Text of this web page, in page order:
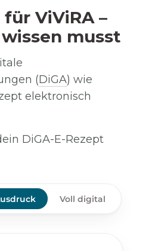
für ViViRA –
musst
(DiGA) wie
elektronisch
DiGA-E-Rezept
Voll digital